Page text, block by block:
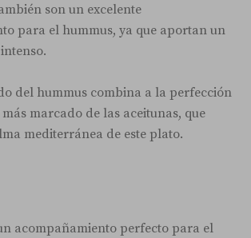
son un excelente
para el hummus, ya que aportan un
del hummus combina a la perfección
marcado de las aceitunas, que
mediterránea de este plato.
acompañamiento perfecto para el